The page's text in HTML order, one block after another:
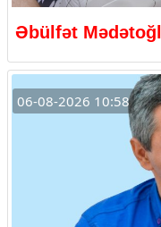
Əbülfət
06-08-2026 10:58